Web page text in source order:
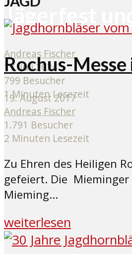
Jägerfest
Andreas Fischer
17. Juli 2024
799 Besucher
1 Minuten Lesezeit
Rochus-
19. August 2017
Andreas Fischer
1.791 Besucher
2 Minuten Lesezeit
Zu Ehren des Heiligen
gefeiert. Die Mieminger
Mieming...
weiterlesen